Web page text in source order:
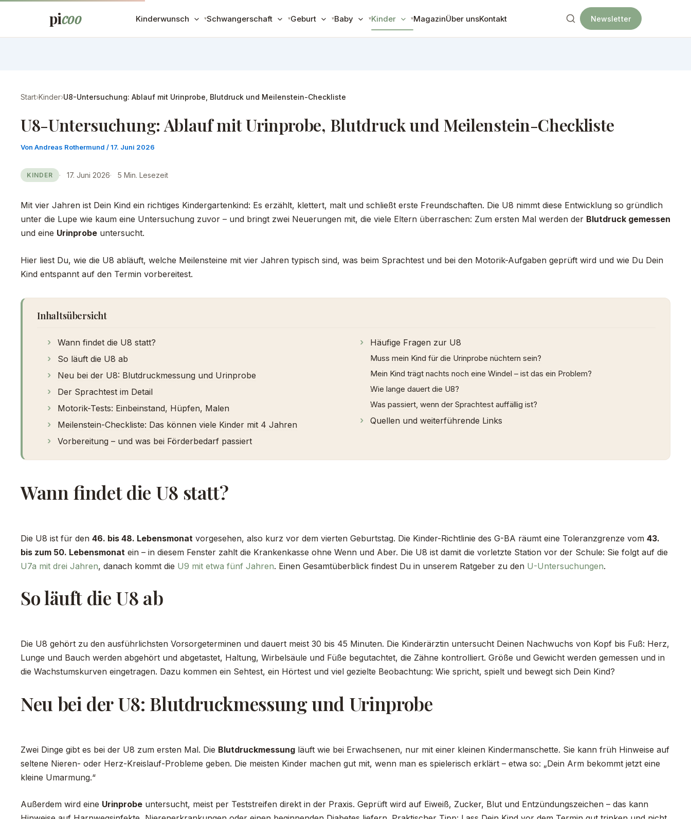
picoo Kinderwunsch Schwangerschaft Geburt Baby Kinder MagazinÜber unsKontakt Newsletter
Start›Kinder›U8-Untersuchung: Ablauf mit Urinprobe, Blutdruck und Meilenstein-Checkliste
U8-Untersuchung: Ablauf mit Urinprobe, Blutdruck und Meilenstein-Checkliste
Von Andreas Rothermund /17. Juni 2026
KINDER 17. Juni 2026 5 Min. Lesezeit
Mit vier Jahren ist Dein Kind ein richtiges Kindergartenkind: Es erzählt, klettert, malt und schließt erste Freundschaften. Die U8 nimmt diese Entwicklung so gründlich
unter die Lupe wie kaum eine Untersuchung zuvor – und bringt zwei Neuerungen mit, die viele Eltern überraschen: Zum ersten Mal werden der Blutdruck gemessen
und eine Urinprobe untersucht.
Hier liest Du, wie die U8 abläuft, welche Meilensteine mit vier Jahren typisch sind, was beim Sprachtest und bei den Motorik-Aufgaben geprüft wird und wie Du Dein
Kind entspannt auf den Termin vorbereitest.
Inhaltsübersicht
Wann findet die U8 statt?
So läuft die U8 ab
Neu bei der U8: Blutdruckmessung und Urinprobe
Der Sprachtest im Detail
Motorik-Tests: Einbeinstand, Hüpfen, Malen
Meilenstein-Checkliste: Das können viele Kinder mit 4 Jahren
Vorbereitung – und was bei Förderbedarf passiert
Häufige Fragen zur U8
Muss mein Kind für die Urinprobe nüchtern sein?
Mein Kind trägt nachts noch eine Windel – ist das ein Problem?
Wie lange dauert die U8?
Was passiert, wenn der Sprachtest auffällig ist?
Quellen und weiterführende Links
Wann findet die U8 statt?
Die U8 ist für den 46. bis 48. Lebensmonat vorgesehen, also kurz vor dem vierten Geburtstag. Die Kinder-Richtlinie des G-BA räumt eine Toleranzgrenze vom 43.
bis zum 50. Lebensmonat ein – in diesem Fenster zahlt die Krankenkasse ohne Wenn und Aber. Die U8 ist damit die vorletzte Station vor der Schule: Sie folgt auf die
U7a mit drei Jahren, danach kommt die U9 mit etwa fünf Jahren. Einen Gesamtüberblick findest Du in unserem Ratgeber zu den U-Untersuchungen.
So läuft die U8 ab
Die U8 gehört zu den ausführlichsten Vorsorgeterminen und dauert meist 30 bis 45 Minuten. Die Kinderärztin untersucht Deinen Nachwuchs von Kopf bis Fuß: Herz,
Lunge und Bauch werden abgehört und abgetastet, Haltung, Wirbelsäule und Füße begutachtet, die Zähne kontrolliert. Größe und Gewicht werden gemessen und in
die Wachstumskurven eingetragen. Dazu kommen ein Sehtest, ein Hörtest und viel gezielte Beobachtung: Wie spricht, spielt und bewegt sich Dein Kind?
Neu bei der U8: Blutdruckmessung und Urinprobe
Zwei Dinge gibt es bei der U8 zum ersten Mal. Die Blutdruckmessung läuft wie bei Erwachsenen, nur mit einer kleinen Kindermanschette. Sie kann früh Hinweise auf
seltene Nieren- oder Herz-Kreislauf-Probleme geben. Die meisten Kinder machen gut mit, wenn man es spielerisch erklärt – etwa so: „Dein Arm bekommt jetzt eine
kleine Umarmung.“
Außerdem wird eine Urinprobe untersucht, meist per Teststreifen direkt in der Praxis. Geprüft wird auf Eiweiß, Zucker, Blut und Entzündungszeichen – das kann